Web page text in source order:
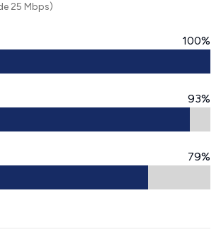
25 Mbps)
100%
93%
79%